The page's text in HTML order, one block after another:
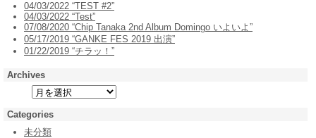
04/03/2022 “TEST #2”
04/03/2022 “Test”
07/08/2020 “Chip Tanaka 2nd Album Domingo いよいよ”
05/17/2019 “GANKE FES 2019 出演”
01/22/2019 “チラッ！”
Archives
Categories
未分類